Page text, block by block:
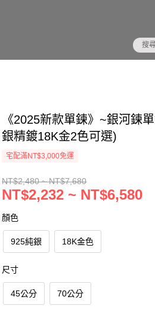
《2025新款單鍊》~銀河鍊
銀精鍍18K金2色可選)
宅配滿NT$3,000免運
NT$2,480 ~ NT$7,680
NT$2,232 ~ NT$6,580
顏色
925純銀 18K金色
尺寸
45公分 70公分